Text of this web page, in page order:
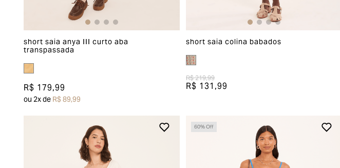
short saia anya III curto aba
transpassada
R$ 179,99
ou2x deR$ 89,99
short saia colina babados
R$ 219,99
R$ 131,99
60% Off